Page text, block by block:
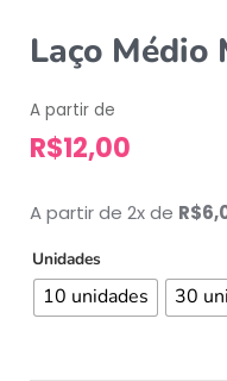
Laço Médio
A partir de
R$12,00
A partir de 2x de R$
Unidades
10 unidades 30